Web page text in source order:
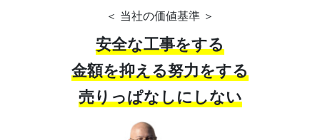
＜ 当社の価値基準 ＞
安全な工事をする
金額を抑える努力をする
売りっぱなしにしない